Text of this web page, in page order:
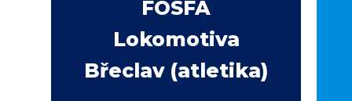
FOSFA
Lokomotiva
Břeclav (atletika)